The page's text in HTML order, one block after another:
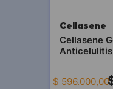
Cellasene
Cellasene
Anticelulitis
$ 596.000,00